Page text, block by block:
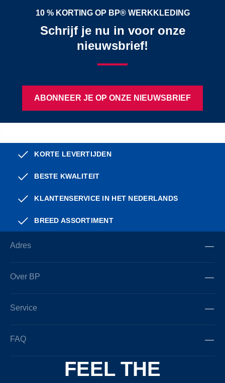
10 % KORTING OP BP® WERKKLEDING
Schrijf je nu in voor onze
nieuwsbrief!
ABONNEER JE OP ONZE NIEUWSBRIEF
KORTE LEVERTIJDEN
BESTE KWALITEIT
KLANTENSERVICE IN HET NEDERLANDS
BREED ASSORTIMENT
Adres
Over BP
Service
FAQ
FEEL THE